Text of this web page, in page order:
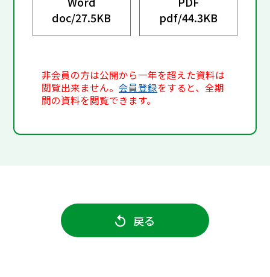
doc/27.5KB
pdf/44.3KB
非会員の方は公開から一年を超えた資料は
閲覧出来ません。会員登録をすると、全期
間の資料を閲覧できます。
戻る